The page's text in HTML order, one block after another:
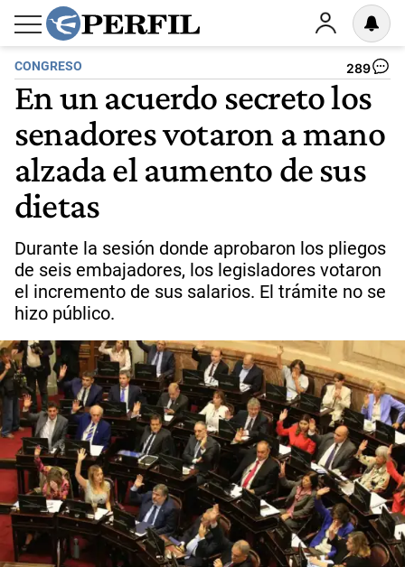
CONGRESO 289
En un acuerdo secreto los
senadores votaron a mano
alzada el aumento de sus
dietas
Durante la sesión donde aprobaron los pliegos
de seis embajadores, los legisladores votaron
el incremento de sus salarios. El trámite no se
hizo público.